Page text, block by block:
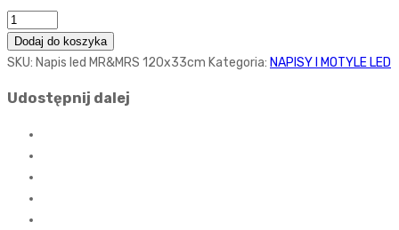
Ilość
Dodaj do koszyka
SKU: Napis led MR&MRS 120x33cm Kategoria: NAPISY I MOTYLE LED
Udostępnij dalej